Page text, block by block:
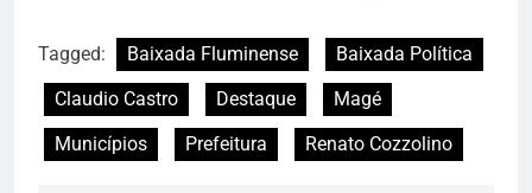
Tagged: Baixada Fluminense
Baixada Política
Claudio Castro
Destaque
Magé
Municípios
Prefeitura Renato Cozzolino